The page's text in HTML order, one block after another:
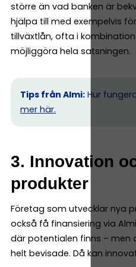
större än vad banken är
hjälpa till med exempelvis
tillväxtlån, ofta i
möjliggöra hela satsningen.
Tips från Almi: Hur
mer här.
3. Innovation
produkter
Företag som utvecklar nya
också få finansiering via
där potentialen finns – men
helt bevisade. Då kan